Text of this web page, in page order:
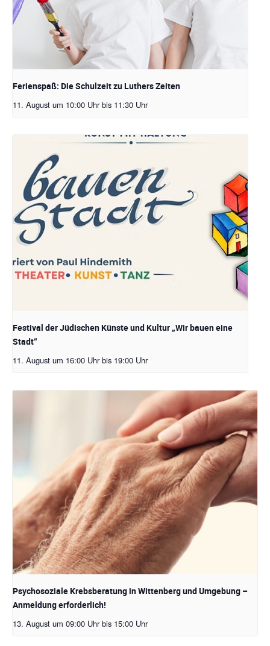
Ferienspaß: Die Schulzeit zu Luthers Zeiten
11. August um 10:00 Uhr bis 11:30 Uhr
Festival der Jüdischen Künste und Kultur „Wir bauen eine
Stadt“
11. August um 16:00 Uhr bis 19:00 Uhr
Psychosoziale Krebsberatung in Wittenberg und Umgebung –
Anmeldung erforderlich!
13. August um 09:00 Uhr bis 15:00 Uhr